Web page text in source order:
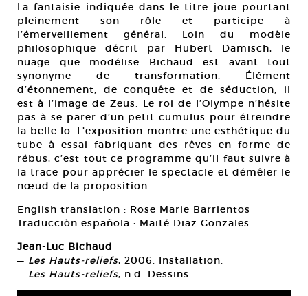
La fantaisie indiquée dans le titre joue pourtant
pleinement son rôle et participe à
l’émerveillement général. Loin du modèle
philosophique décrit par Hubert Damisch, le
nuage que modélise Bichaud est avant tout
synonyme de transformation. Élément
d’étonnement, de conquête et de séduction, il
est à l’image de Zeus. Le roi de l’Olympe n’hésite
pas à se parer d’un petit cumulus pour étreindre
la belle Io. L’exposition montre une esthétique du
tube à essai fabriquant des rêves en forme de
rébus, c’est tout ce programme qu’il faut suivre à
la trace pour apprécier le spectacle et démêler le
nœud de la proposition.
English translation : Rose Marie Barrientos
Traducciòn española : Maïté Diaz Gonzales
Jean-Luc Bichaud
— Les Hauts-reliefs, 2006. Installation.
— Les Hauts-reliefs, n.d. Dessins.